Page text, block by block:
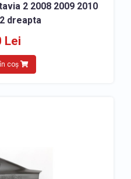
2 2008 2009 2010
dreapta
Lei
coș